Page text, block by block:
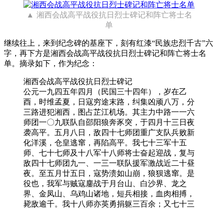
湘西会战高平战役抗日烈士碑记和阵亡将士名
单
继续往上，来到纪念碑的基座下，刻有红漆“民族忠烈千古”六
字，再下方是湘西会战高平战役抗日烈士碑记和阵亡将士名
单。摘录如下，作为纪念：
湘西会战高平战役抗日烈士碑记
公元一九四五年四月（民国三十四年），岁在乙
酉，时维孟夏，日寇穷途末路，纠集凶顽八万，分
三路进犯湘西，图占芷江机场。其主力中路一一六
师团一〇九联队自邵阳狼奔豕突，于四月十三日夜
袭高平。五月八日，敌四十七师团重广支队兵败新
化洋溪，仓皇逃窜，再陷高平。我七十三军十五
师、七十七师及十八军十八师将士奋起迎战，复与
敌四十七师团九一、一三一联队援军激战近二十昼
夜。至五月廿五日，寇势溃如山崩，狼狈逃窜。是
役也，我军与贼寇鏖战于月台山、白沙界、龙之
界、金凤山、乌鸡山诸地，短兵相接，血肉相搏，
毙敌逾千。我十八师亦英勇捐躯三百余；又七十三